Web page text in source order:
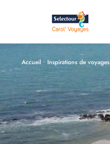
Accueil · Inspirations de voyages